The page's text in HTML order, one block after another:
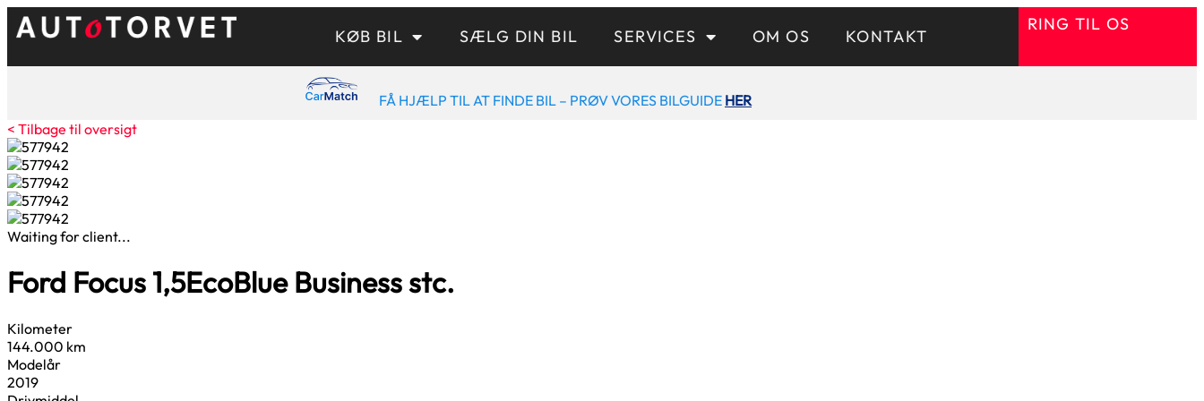
KØB BIL SÆLG DIN BIL SERVICES OM OS KONTAKT
RING TIL OS
FÅ HJÆLP TIL AT FINDE BIL – PRØV VORES BILGUIDE HER
< Tilbage til oversigt
Waiting for client...
Ford Focus 1,5EcoBlue Business stc.
Kilometer
144.000 km
Modelår
2019